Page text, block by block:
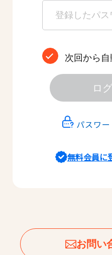
次回から
ロ
パスワ
無料会員に
お問い